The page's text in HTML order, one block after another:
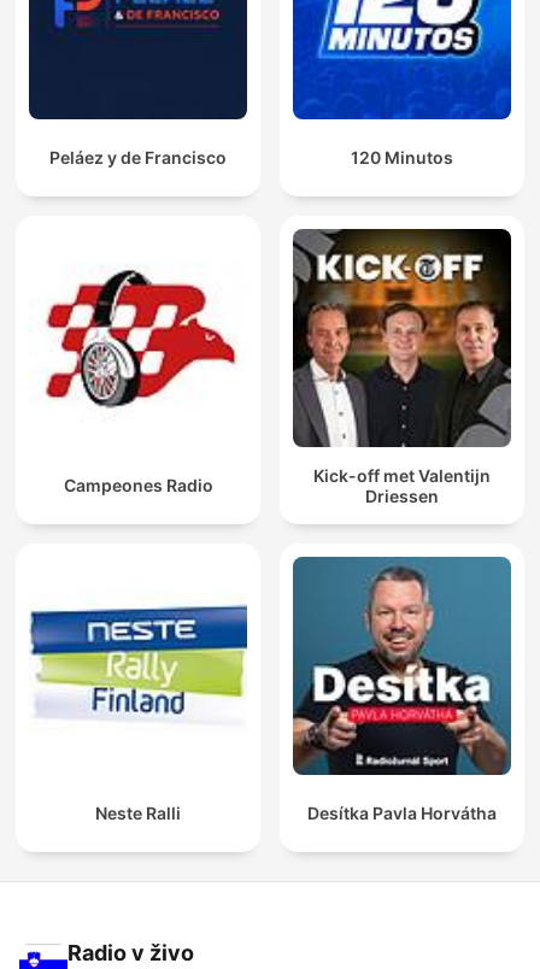
Peláez y de Francisco 120 Minutos
Campeones Radio
Kick-off met Valentijn
Driessen
Neste Ralli Desítka Pavla Horvátha
Radio v živo